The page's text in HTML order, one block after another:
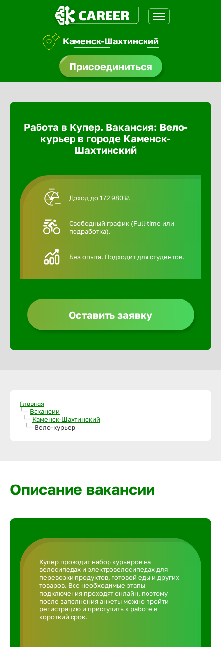
Каменск-Шахтинский
Присоединиться
Абакан
Аксай
Анадырь
Анапа
Ачинск
Работа в Купер. Вакансия: Вело-
курьер в городе Каменск-
Шахтинский
Доход до 172 980 ₽.
Свободный график (Full-time или
подработка).
Без опыта. Подходит для студентов.
Оставить заявку
Главная
Вакансии
Каменск-Шахтинский
Вело-курьер
Описание вакансии
Купер проводит набор курьеров на
велосипедах и электровелосипедах для
перевозки продуктов, готовой еды и других
товаров. Все необходимые этапы
подключения проходят онлайн, поэтому
после заполнения анкеты можно пройти
регистрацию и приступить к работе в
короткий срок.